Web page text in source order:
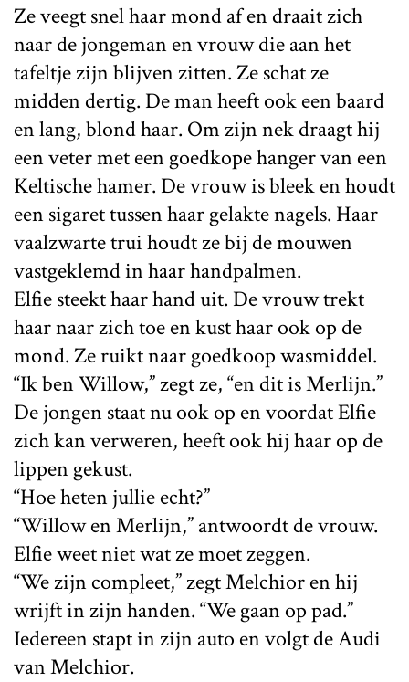
Ze veegt snel haar mond af en draait zich
naar de jongeman en vrouw die aan het
tafeltje zijn blijven zitten. Ze schat ze
midden dertig. De man heeft ook een baard
en lang, blond haar. Om zijn nek draagt hij
een veter met een goedkope hanger van een
Keltische hamer. De vrouw is bleek en houdt
een sigaret tussen haar gelakte nagels. Haar
vaalzwarte trui houdt ze bij de mouwen
vastgeklemd in haar handpalmen.
Elfie steekt haar hand uit. De vrouw trekt
haar naar zich toe en kust haar ook op de
mond. Ze ruikt naar goedkoop wasmiddel.
“Ik ben Willow,” zegt ze, “en dit is Merlijn.”
De jongen staat nu ook op en voordat Elfie
zich kan verweren, heeft ook hij haar op de
lippen gekust.
“Hoe heten jullie echt?”
“Willow en Merlijn,” antwoordt de vrouw.
Elfie weet niet wat ze moet zeggen.
“We zijn compleet,” zegt Melchior en hij
wrijft in zijn handen. “We gaan op pad.”
Iedereen stapt in zijn auto en volgt de Audi
van Melchior.